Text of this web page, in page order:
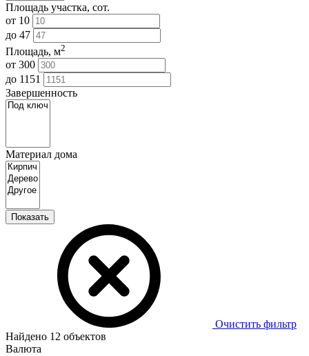
Площадь участка, сот.
от 10
до 47
Площадь, м2
от 300
до 1151
Завершенность
Материал дома
Показать
Очистить фильтр
Найдено 12 объектов
Валюта